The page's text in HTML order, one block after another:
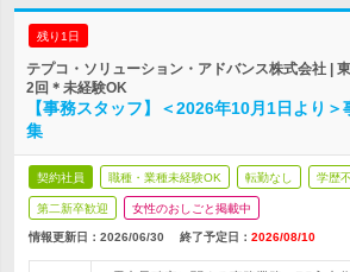
残り1日
テプコ・ソリューション・アドバンス株式会社 |
2回＊未経験OK
【事務スタッフ】＜2026年10月1日より
集
契約社員 職種・業種未経験OK 転勤なし 学歴
第二新卒歓迎 女性のおしごと掲載中
情報更新日：2026/06/30 終了予定日： 2026/08/10